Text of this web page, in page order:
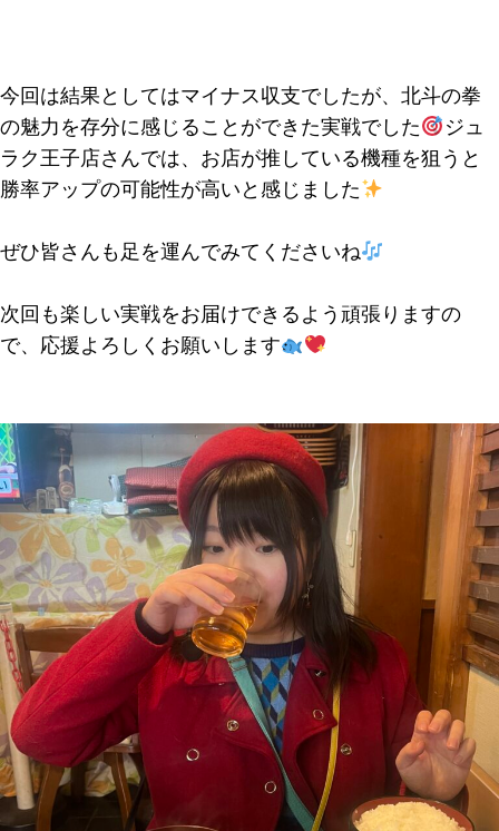
今回は結果としてはマイナス収支でしたが、北斗の拳
の魅力を存分に感じることができた実戦でした
ジュ
ラク王子店さんでは、お店が推している機種を狙うと
勝率アップの可能性が高いと感じました
ぜひ皆さんも足を運んでみてくださいね
次回も楽しい実戦をお届けできるよう頑張りますの
で、応援よろしくお願いします